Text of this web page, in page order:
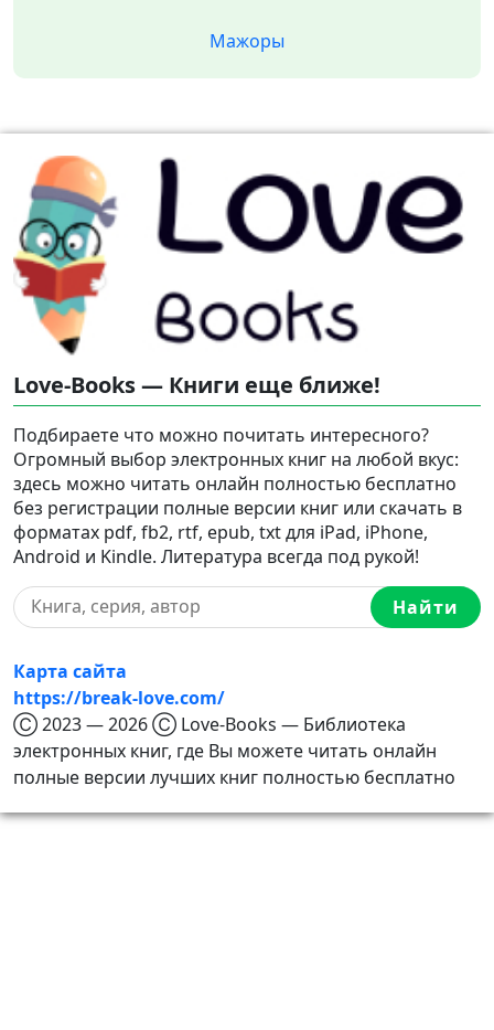
Мажоры
Love-Books — Книги еще ближе!
Подбираете что можно почитать интересного?
Огромный выбор электронных книг на любой вкус:
здесь можно читать онлайн полностью бесплатно
без регистрации полные версии книг или скачать в
форматах pdf, fb2, rtf, epub, txt для iPad, iPhone,
Android и Kindle. Литература всегда под рукой!
Найти
Карта сайта
https://break-love.com/
Ⓒ 2023 — 2026 Ⓒ Love-Books — Библиотека
электронных книг, где Вы можете читать онлайн
полные версии лучших книг полностью бесплатно